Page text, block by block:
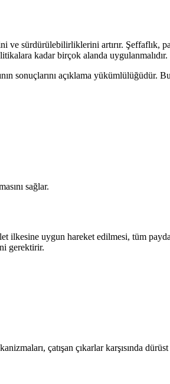
sürdürülebilirliklerini artırır. Şeffaflık,
kadar birçok alanda uygulanmalıdır.
sonuçlarını açıklama yükümlülüğüdür.
sağlar.
uygun hareket edilmesi, tüm
gerektirir.
çatışan çıkarlar karşısında